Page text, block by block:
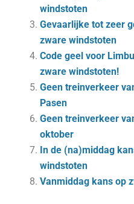
windstoten
Gevaarlijke tot zeer
zware windstoten
Code geel voor
zware windstoten!
Geen treinverkeer
Pasen
Geen treinverkeer
oktober
In de (na)middag
windstoten
Vanmiddag kans op